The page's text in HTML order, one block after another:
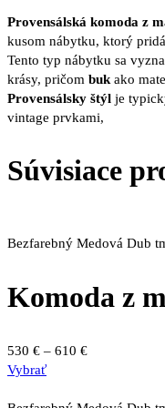
Provensálská komoda z
kusom nábytku, ktorý
Tento typ nábytku sa
krásy, pričom buk ako
Provensálsky štýl je
vintage prvkami,
Súvisiace
Bezfarebný Medová Dub
Komoda z
530 € – 610 €Price
VybraťTento